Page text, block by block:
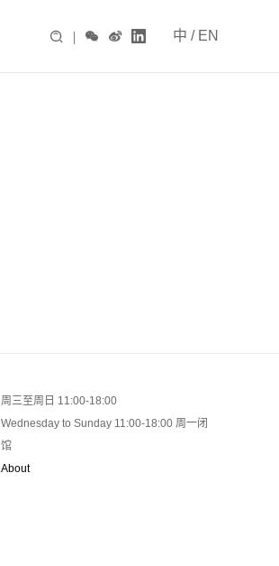
中 / EN
 |   
周三至周日 11:00-18:00
Wednesday to Sunday 11:00-18:00 周一闭
馆
About